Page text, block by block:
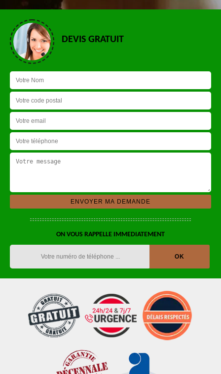
DEVIS GRATUIT
ON VOUS RAPPELLE IMMEDIATEMENT